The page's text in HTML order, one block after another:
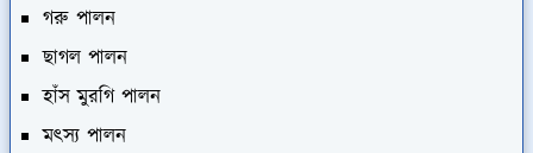
গরু পালন
ছাগল পালন
হাঁস মুরগি পালন
মৎস্য পালন